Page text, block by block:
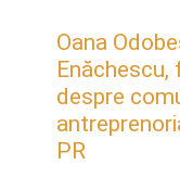
Oana
despre
PR